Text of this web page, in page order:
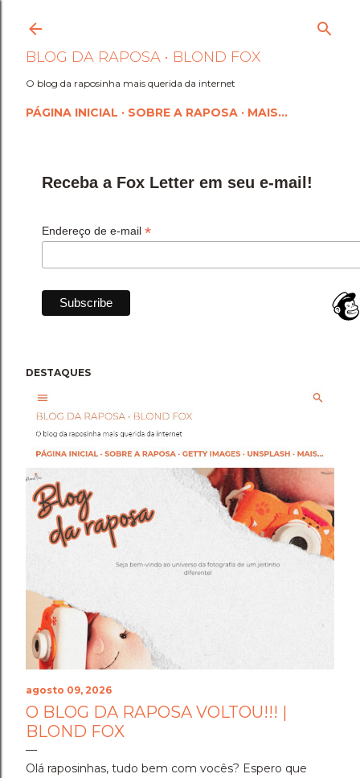
Pular para o conteúdo
BLOG DA RAPOSA • BLOND FOX
O blog da raposinha mais querida da internet
PÁGINA INICIAL SOBRE A RAPOSA MAIS…
Receba a Fox Letter em seu e-mail!
Endereço de e-mail *
DESTAQUES
agosto 09, 2026
O BLOG DA RAPOSA VOLTOU!!! |
BLOND FOX
Olá raposinhas, tudo bem com vocês? Espero que